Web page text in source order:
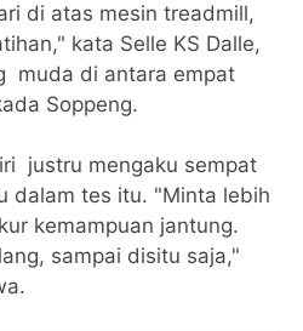
di atas mesin treadmill,
kata Selle KS Dalle,
muda di antara empat
Soppeng.
justru mengaku sempat
dalam tes itu. "Minta lebih
kemampuan jantung.
sampai disitu saja,"